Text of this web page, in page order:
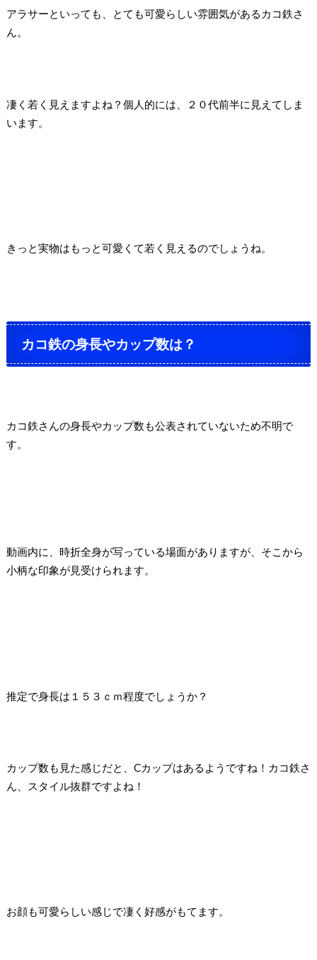
アラサーといっても、とても可愛らしい雰囲気があるカコ鉄さ
ん。
凄く若く見えますよね？ 個人的には、２０代前半に見えてしま
います。
きっと実物はもっと可愛くて若く見えるのでしょうね。
カコ鉄の身長やカップ数は？
カコ鉄さんの身長やカップ数も公表されていないため不明で
す。
動画内に、時折全身が写っている場面がありますが、そこから
小柄な印象が見受けられます。
推定で身長は１５３ｃｍ程度でしょうか？
カップ数も見た感じだと、 Cカップはあるようですね！ カコ鉄さ
ん、スタイル抜群ですよね！
お顔も可愛らしい感じで凄く好感がもてます。